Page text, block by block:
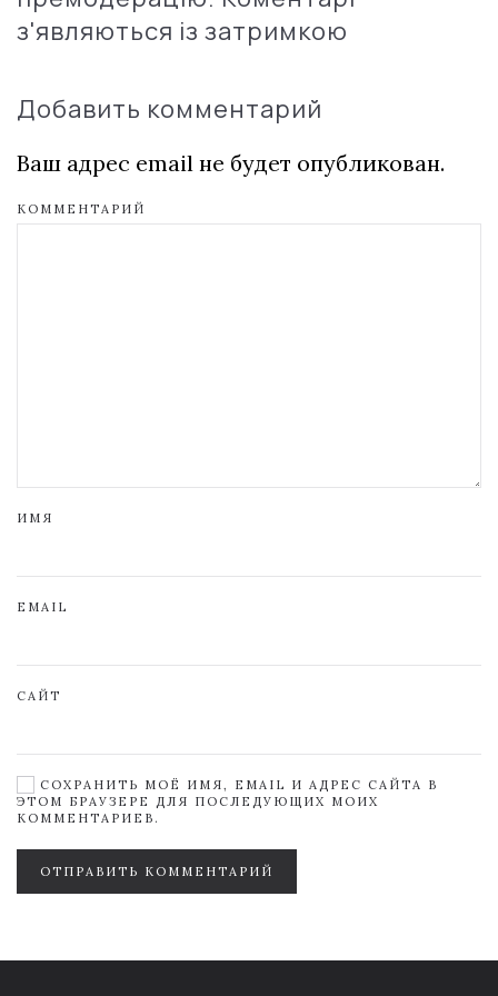
з'являються із затримкою
Добавить комментарий
Ваш адрес email не будет опубликован.
КОММЕНТАРИЙ
ИМЯ
EMAIL
САЙТ
СОХРАНИТЬ МОЁ ИМЯ, EMAIL И АДРЕС САЙТА В
ЭТОМ БРАУЗЕРЕ ДЛЯ ПОСЛЕДУЮЩИХ МОИХ
КОММЕНТАРИЕВ.
ОТПРАВИТЬ КОММЕНТАРИЙ